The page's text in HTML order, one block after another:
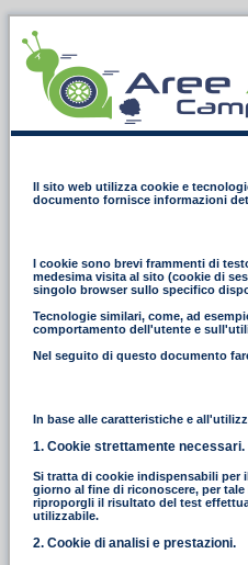
Il sito web utilizza cookie e
documento fornisce informazioni
I cookie sono brevi frammenti di
medesima visita al sito (cookie di
singolo browser sullo specifico
Tecnologie similari, come, ad
comportamento dell'utente e
Nel seguito di questo documento
In base alle caratteristiche e
1. Cookie strettamente necessari.
Si tratta di cookie indispensabili per
giorno al fine di riconoscere, per
riproporgli il risultato del test
utilizzabile.
2. Cookie di analisi e prestazioni.